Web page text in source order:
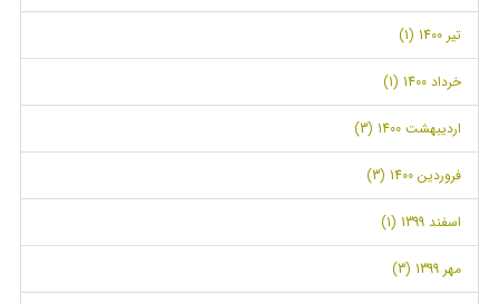
تیر 1400 (1)
خرداد 1400 (1)
اردیبهشت 1400 (3)
فروردین 1400 (3)
اسفند 1399 (1)
مهر 1399 (3)